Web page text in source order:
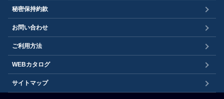
秘密保持約款
お問い合わせ
ご利用方法
WEBカタログ
サイトマップ